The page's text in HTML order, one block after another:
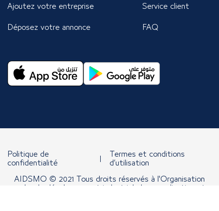
Ajoutez votre entreprise
Déposez votre annonce
Service client
FAQ
Politique de
confidentialité
Termes et conditions
d’utilisation
AIDSMO © 2021 Tous droits réservés à l'Organisation